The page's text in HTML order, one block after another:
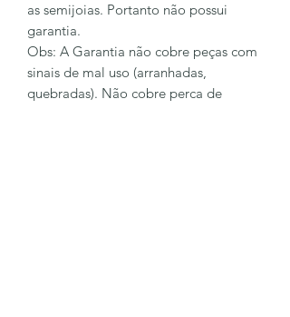
as semijoias. Portanto não possui
garantia.
Obs: A Garantia não cobre peças com
sinais de mal uso (arranhadas,
quebradas). Não cobre perca de